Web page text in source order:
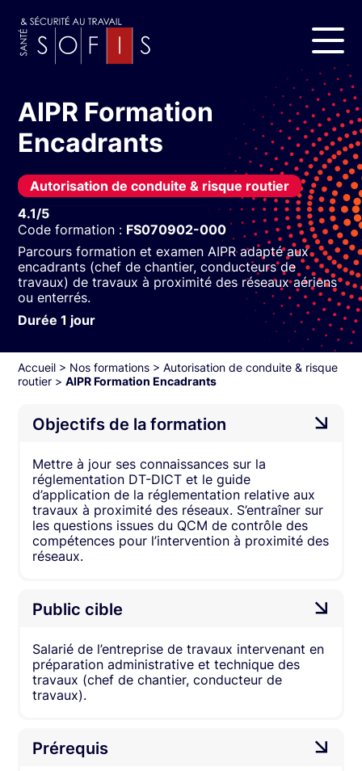
AIPR Formation
Encadrants
Autorisation de conduite & risque routier
4.1/5
Code formation : FS070902-000
Parcours formation et examen AIPR adapté aux
encadrants (chef de chantier, conducteurs de
travaux) de travaux à proximité des réseaux aériens
ou enterrés.
Durée 1 jour
Accueil > Nos formations >Autorisation de conduite & risque
routier >AIPR Formation Encadrants
Objectifs de la formation
Mettre à jour ses connaissances sur la
réglementation DT-DICT et le guide
d’application de la réglementation relative aux
travaux à proximité des réseaux. S’entraîner sur
les questions issues du QCM de contrôle des
compétences pour l’intervention à proximité des
réseaux.
Public cible
Salarié de l’entreprise de travaux intervenant en
préparation administrative et technique des
travaux (chef de chantier, conducteur de
travaux).
Prérequis